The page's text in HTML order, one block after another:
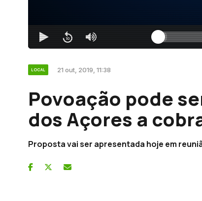
LOCAL 21 out, 2019, 11:38
Povoação pode
dos Açores a
Proposta vai ser apresentada hoje em